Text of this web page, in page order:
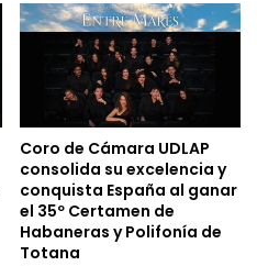
Coro de Cámara UDLAP
consolida su excelencia y
conquista España al ganar
el 35º Certamen de
Habaneras y Polifonía de
Totana